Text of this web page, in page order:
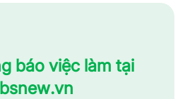
báo việc làm tại